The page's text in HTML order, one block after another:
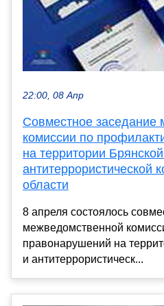
22:00, 08 Апр
Совместное заседание
комиссии по
на территории
антитеррористической
области
8 апреля состоялось
межведомственной
правонарушений на
и антитеррористическ...